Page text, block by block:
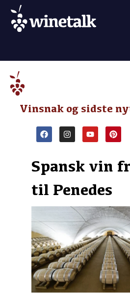
Vinsnak og sidste
Spansk vin
til Penedes